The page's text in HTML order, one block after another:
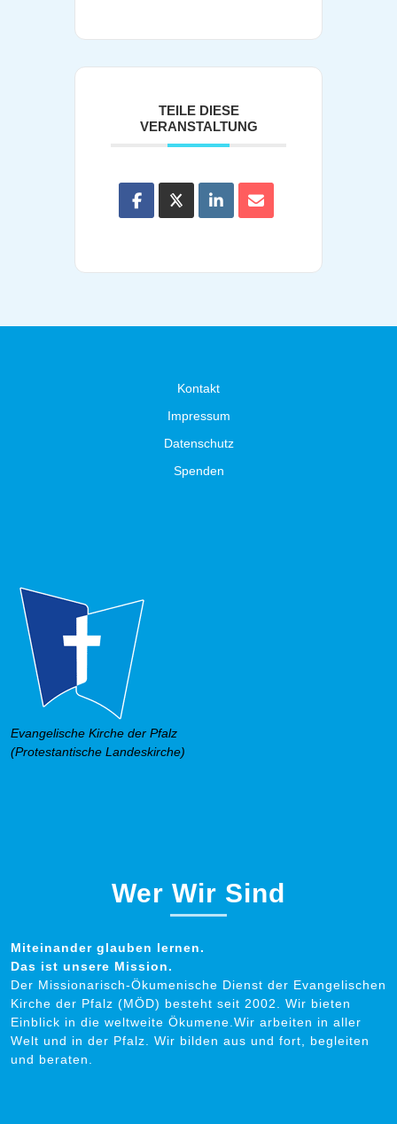
TEILE DIESE
VERANSTALTUNG
Kontakt
Impressum
Datenschutz
Spenden
Evangelische Kirche der Pfalz
(Protestantische Landeskirche)
Wer Wir Sind
Miteinander glauben lernen.
Das ist unsere Mission.
Der Missionarisch-Ökumenische Dienst der Evangelischen
Kirche der Pfalz (MÖD) besteht seit 2002. Wir bieten
Einblick in die weltweite Ökumene.Wir arbeiten in aller
Welt und in der Pfalz. Wir bilden aus und fort, begleiten
und beraten.